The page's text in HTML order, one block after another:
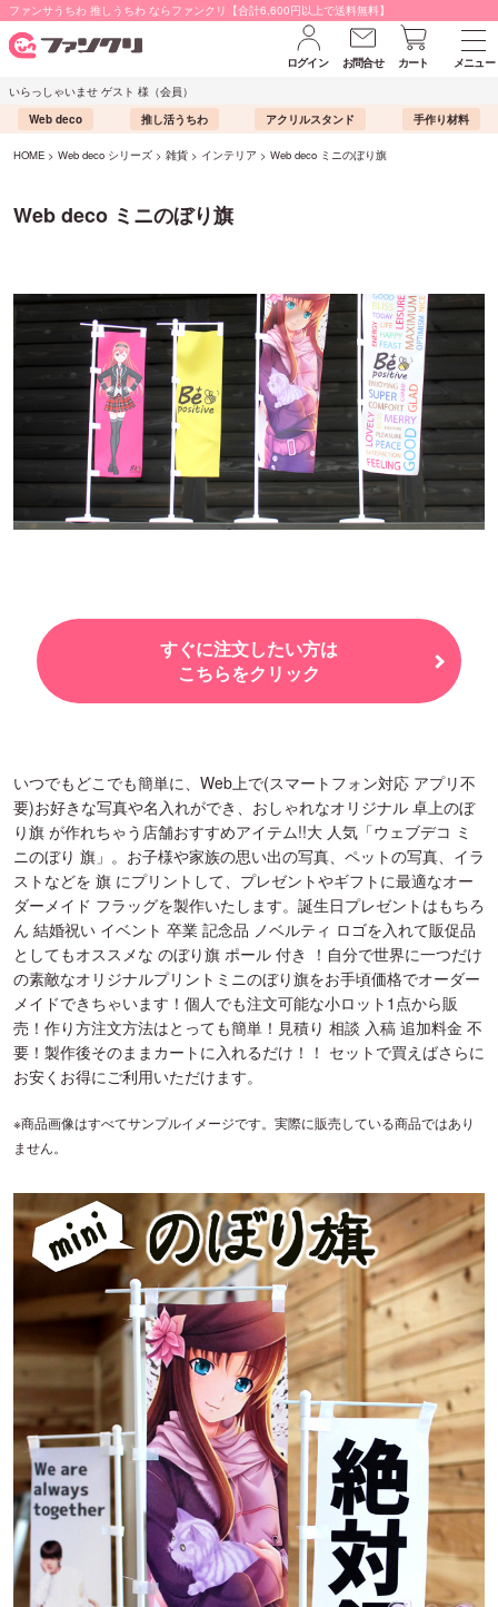
ファンサうちわ 推しうちわ ならファンクリ【合計6,600円以上で送料無料】
ログイン お問合せ カート
メニュー
いらっしゃいませ ゲスト 様（会員）
Web deco
推し活うちわ アクリルスタンド 手作り材料
HOME Web deco シリーズ 雑貨 インテリア Web deco ミニのぼり旗
Web deco ミニのぼり旗
すぐに注文したい方は
こちらをクリック
いつでもどこでも簡単に、Web上で(スマートフォン対応 アプリ不
要)お好きな写真や名入れができ、おしゃれなオリジナル 卓上のぼ
り旗 が作れちゃう店舗おすすめアイテム!!大 人気「ウェブデコ ミ
ニのぼり 旗」。お子様や家族の思い出の写真、ペットの写真、イラ
ストなどを 旗 にプリントして、プレゼントやギフトに最適なオー
ダーメイド フラッグを製作いたします。誕生日プレゼントはもちろ
ん 結婚祝い イベント 卒業 記念品 ノベルティ ロゴを入れて販促品
としてもオススメな のぼり旗 ポール 付き ！自分で世界に一つだけ
の素敵なオリジナルプリントミニのぼり旗をお手頃価格でオーダー
メイドできちゃいます！個人でも注文可能な小ロット1点から販
売！作り方注文方法はとっても簡単！見積り 相談 入稿 追加料金 不
要！製作後そのままカートに入れるだけ！！ セットで買えばさらに
お安くお得にご利用いただけます。
※商品画像はすべてサンプルイメージです。実際に販売している商品ではあり
ません。